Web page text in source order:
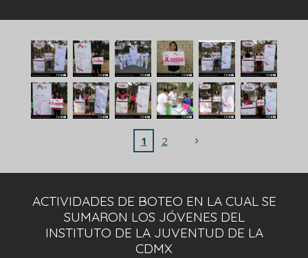
1 2
ACTIVIDADES DE BOTEO EN LA CUAL SE
SUMARON LOS JÓVENES DEL
INSTITUTO DE LA JUVENTUD DE LA
CDMX